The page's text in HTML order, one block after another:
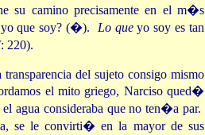
su camino precisamente en el m�s
que soy? (�). Lo queyo soy es tan
: 220).
del sujeto consigo mismo
el mito griego, Narciso qued�
agua consideraba que no ten�a par.
se le convirti� en la mayor de sus